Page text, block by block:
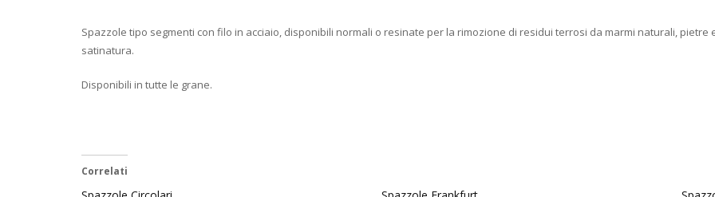
Spazzole tipo segmenti con filo in acciaio, disponibili normali o resinate per la rimozione di residui terrosi da marmi naturali,
satinatura.
Disponibili in tutte le grane.
Correlati